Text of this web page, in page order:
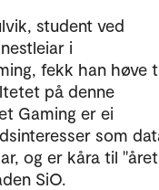
student ved
i
fekk han høve
på denne
Gaming er ei
som
og er kåra til
SiO.